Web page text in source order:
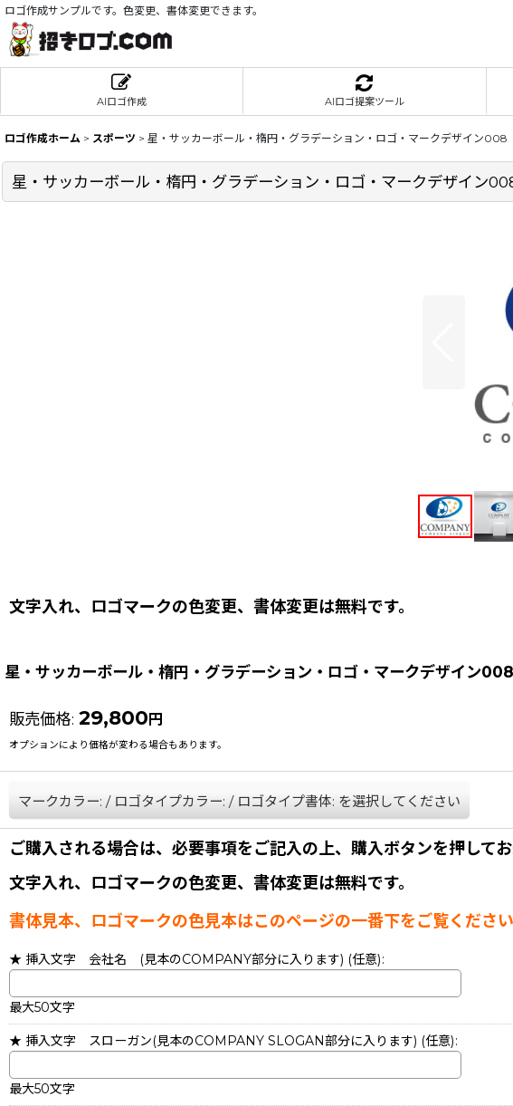
ロゴ作成サンプルです。色変更、書体変更できます。
AIロゴ作成 AIロゴ提案ツール
ロゴ作成ホーム > スポーツ > 星・サッカーボール・楕円・グラデーション・ロゴ・マークデザイン008
星・サッカーボール・楕円・グラデーション・ロゴ・マークデザイン
文字入れ、ロゴマークの色変更、書体変更は無料です。
星・サッカーボール・楕円・グラデーション・ロゴ・マークデザイン008
販売価格: 29,800円
オプションにより価格が変わる場合もあります。
マークカラー: / ロゴタイプカラー: / ロゴタイプ書体: を選択してください
ご購入される場合は、必要事項をご記入の上、購入ボタンを押してお
文字入れ、ロゴマークの色変更、書体変更は無料です。
書体見本、ロゴマークの色見本はこのページの一番下をご覧ください
★ 挿入文字 会社名 (見本のCOMPANY部分に入ります) (任意):
最大50文字
★ 挿入文字 スローガン(見本のCOMPANY SLOGAN部分に入ります) (任意):
最大50文字